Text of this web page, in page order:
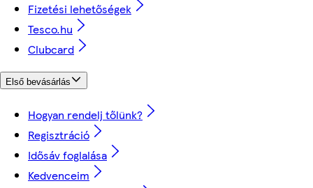
Fizetési lehetőségek
Tesco.hu
Clubcard
Első bevásárlás
Hogyan rendelj tőlünk?
Regisztráció
Idősáv foglalása
Kedvenceim